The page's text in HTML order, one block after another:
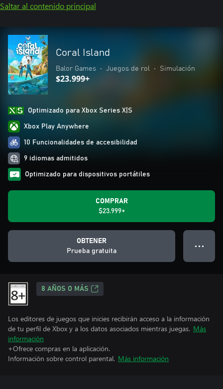
Saltar al contenido principal
Coral Island
Balor Games • Juegos de rol • Simulación
$23.999+
Optimizado para Xbox Series X|S
Xbox Play Anywhere
10 Funcionalidades de accesibilidad
9 idiomas admitidos
Optimizado para dispositivos portátiles
COMPRAR
$23.999+
OBTENER
Prueba gratuita
● ● ●
8 AÑOS O MÁS
Los editores de juegos que inicies recibirán acceso a la información
de tu perfil de Xbox y a los datos asociados mientras juegas. Más
información
+Ofrece compras en la aplicación.
Información sobre control parental. Más información